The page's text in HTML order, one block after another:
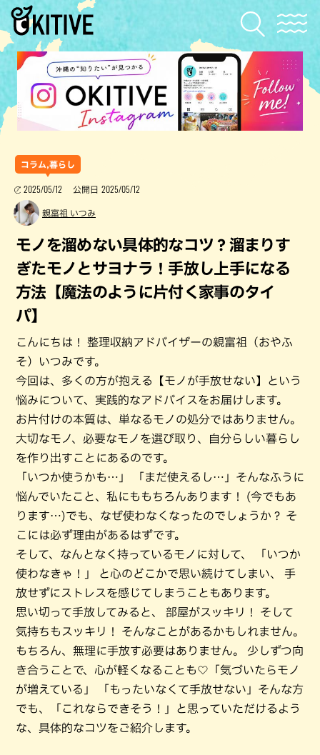
コラム,暮らし
2025/05/12 公開日 2025/05/12
親富祖 いつみ
モノを溜めない具体的なコツ？溜まりす
ぎたモノとサヨナラ！手放し上手になる
方法【魔法のように片付く家事のタイ
パ】
こんにちは！ 整理収納アドバイザーの親富祖（おやふ
そ）いつみです。
今回は、多くの方が抱える【モノが手放せない】という
悩みについて、実践的なアドバイスをお届けします。
お片付けの本質は、単なるモノの処分ではありません。
大切なモノ、必要なモノを選び取り、自分らしい暮らし
を作り出すことにあるのです。
「いつか使うかも…」 「まだ使えるし…」そんなふうに
悩んでいたこと、私にももちろんあります！ (今でもあ
ります…)でも、なぜ使わなくなったのでしょうか？ そ
こには必ず理由があるはずです。
そして、なんとなく持っているモノに対して、 「いつか
使わなきゃ！」 と心のどこかで思い続けてしまい、 手
放せずにストレスを感じてしまうこともあります。
思い切って手放してみると、 部屋がスッキリ！ そして
気持ちもスッキリ！ そんなことがあるかもしれません。
もちろん、無理に手放す必要はありません。 少しずつ向
き合うことで、心が軽くなることも♡「気づいたらモノ
が増えている」 「もったいなくて手放せない」そんな方
でも、「これならできそう！」と思っていただけるよう
な、具体的なコツをご紹介します。